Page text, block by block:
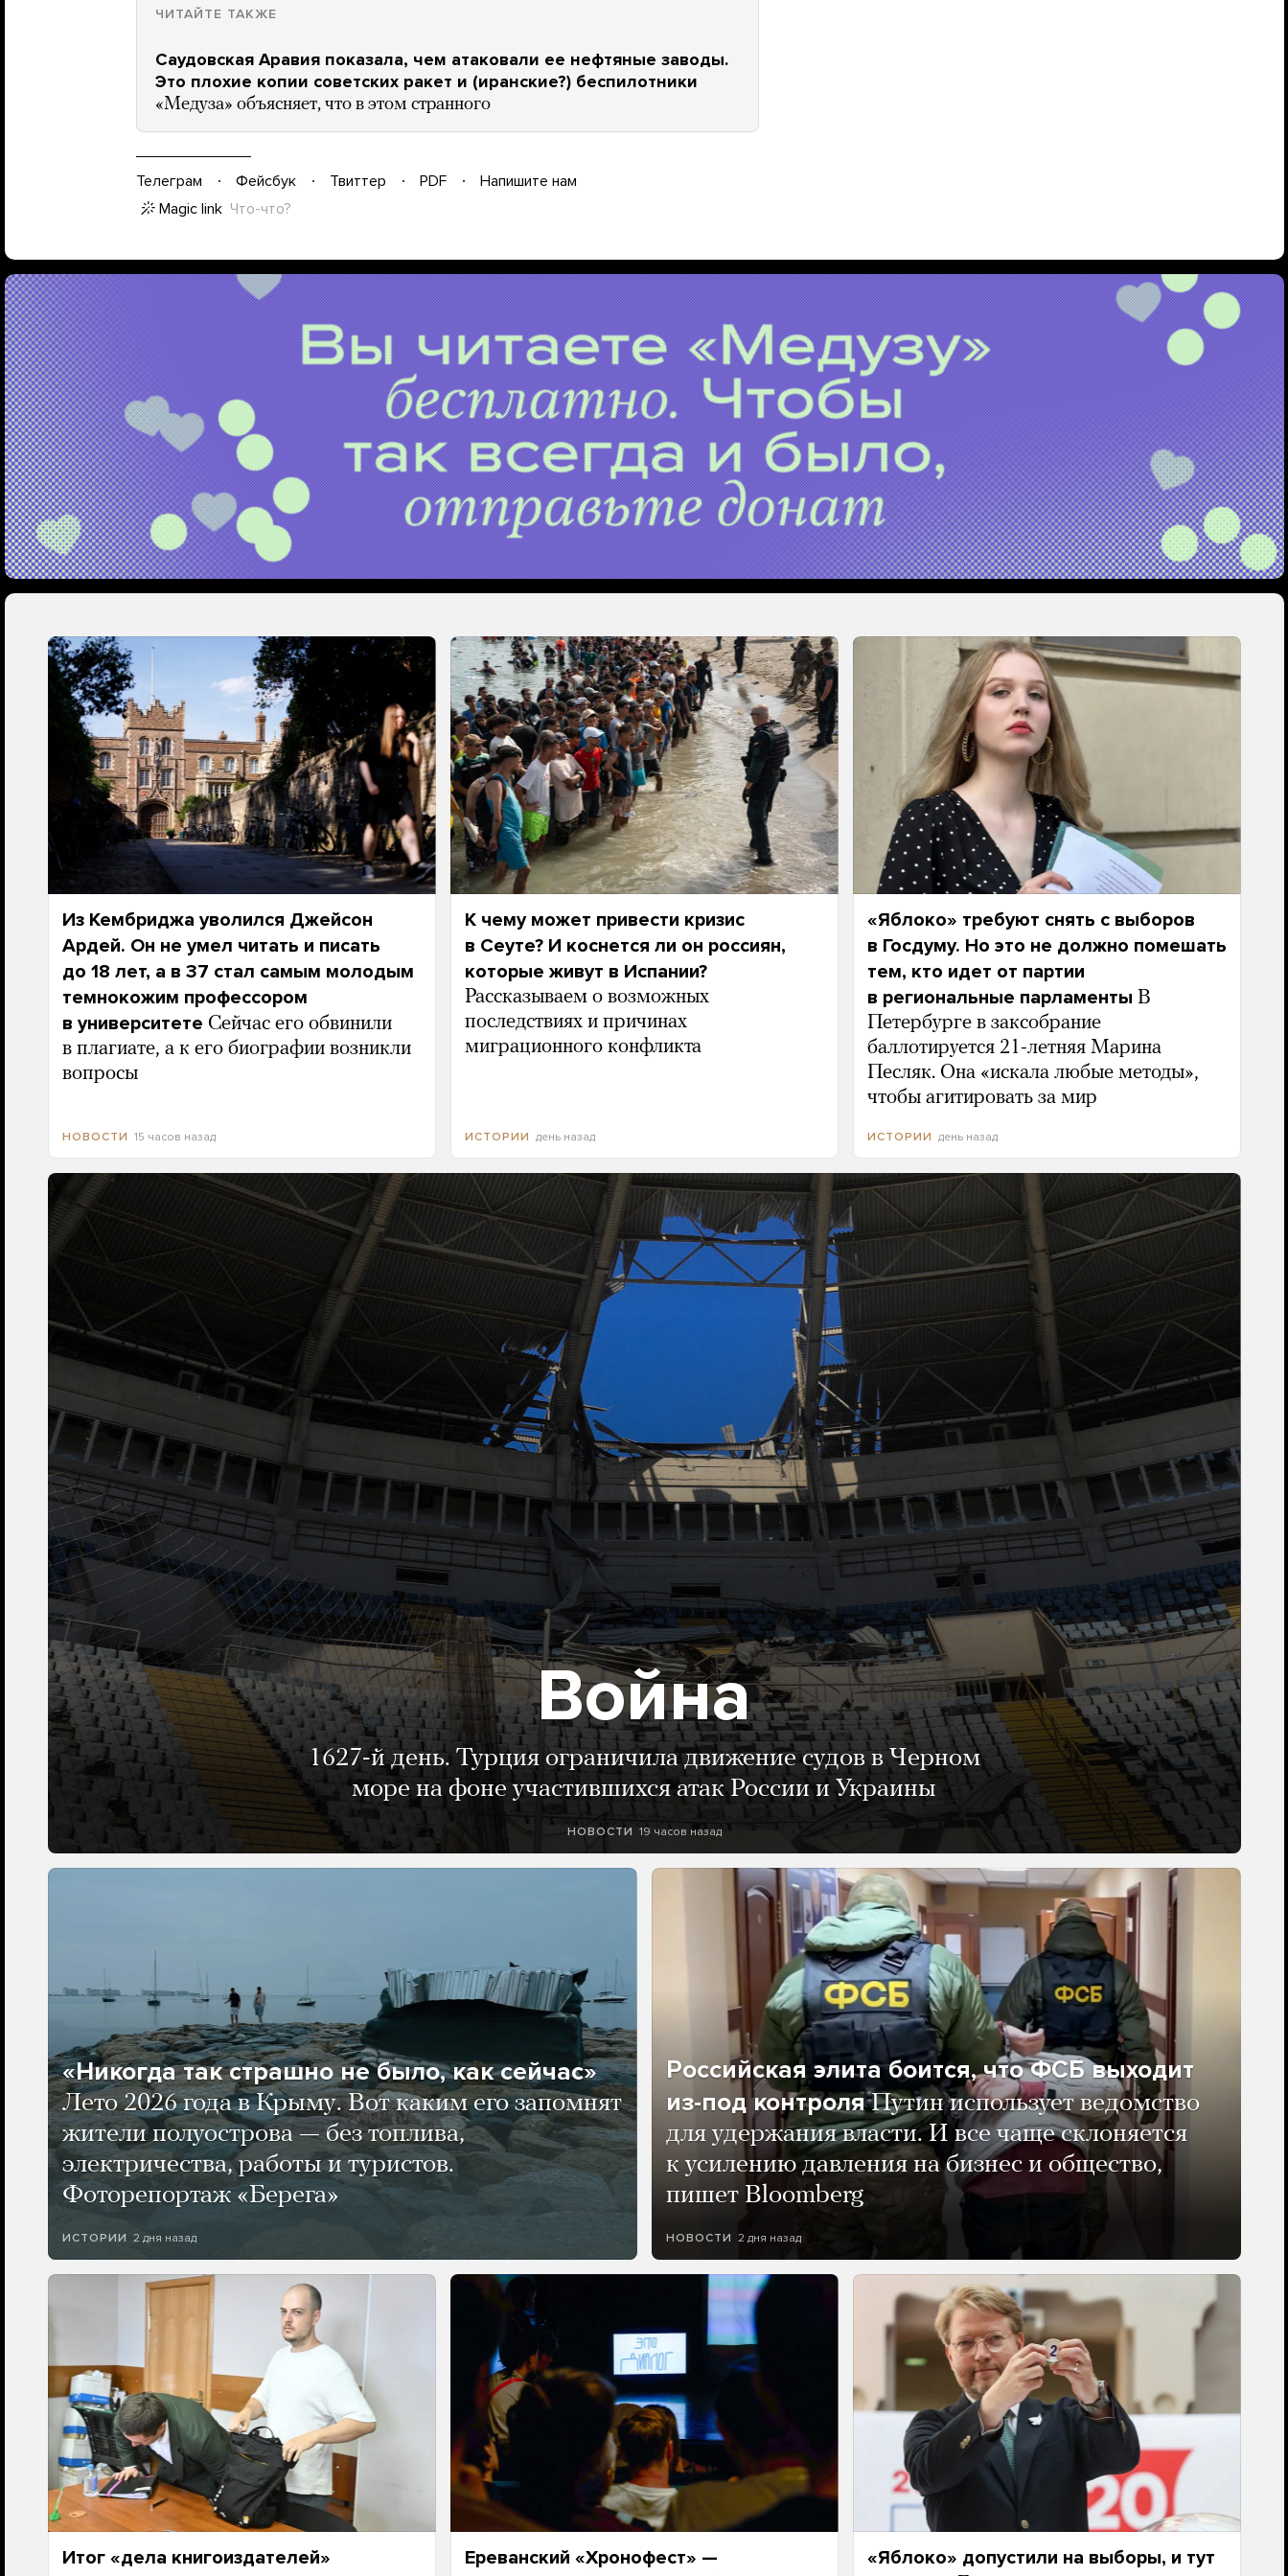
ЧИТАЙТЕ ТАКЖЕ
Саудовская Аравия показала, чем атаковали ее нефтяные заводы.
Это плохие копии советских ракет и (иранские?) беспилотники
«Медуза» объясняет, что в этом странного
Телеграм Фейсбук Твиттер PDF
Напишите нам
Magic link Что-что?
Из Кембриджа уволился Джейсон
Ардей. Он не умел читать и писать
до 18 лет, а в 37 стал самым молодым
темнокожим профессором
в университете Сейчас его обвинили
в плагиате, а к его биографии возникли
вопросы
НОВОСТИ 15 часов назад
К чему может привести кризис
в Сеуте? И коснется ли он россиян,
которые живут в Испании?
Рассказываем о возможных
последствиях и причинах
миграционного конфликта
ИСТОРИИ день назад
«Яблоко» требуют снять с выборов
в Госдуму. Но это не должно помешать
тем, кто идет от партии
в региональные парламенты В
Петербурге в заксобрание
баллотируется 21-летняя Марина
Песляк. Она «искала любые методы»,
чтобы агитировать за мир
ИСТОРИИ день назад
Война
1627-й день. Турция ограничила движение судов в Черном
море на фоне участившихся атак России и Украины
НОВОСТИ 19 часов назад
«Никогда так страшно не было, как сейчас»
Лето 2026 года в Крыму. Вот каким его запомнят
жители полуострова — без топлива,
электричества, работы и туристов.
Фоторепортаж «Берега»
ИСТОРИИ 2 дня назад
Российская элита боится, что ФСБ выходит
из-под контроля Путин использует ведомство
для удержания власти. И все чаще склоняется
к усилению давления на бизнес и общество,
пишет Bloomberg
НОВОСТИ 2 дня назад
Итог «дела книгоиздателей»
Ереванский «Хронофест» —
«Яблоко» допустили на выборы, и тут